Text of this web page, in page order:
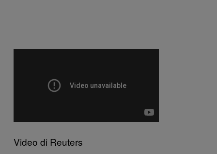
Video di Reuters